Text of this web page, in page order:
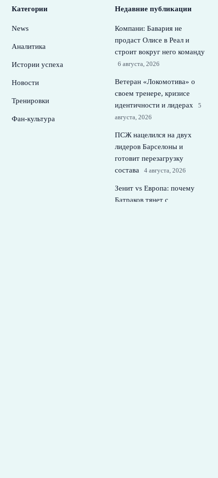
Категории
News
Аналитика
Истории успеха
Новости
Тренировки
Фан-культура
Недавние публикации
Компани: Бавария не
продаст Олисе в Реал и
строит вокруг него команду
6 августа, 2026
Ветеран «Локомотива» о
своем тренере, кризисе
идентичности и лидерах
5
августа, 2026
ПСЖ нацелился на двух
лидеров Барселоны и
готовит перезагрузку
состава
4 августа, 2026
Зенит vs Европа: почему
Батраков тянет с